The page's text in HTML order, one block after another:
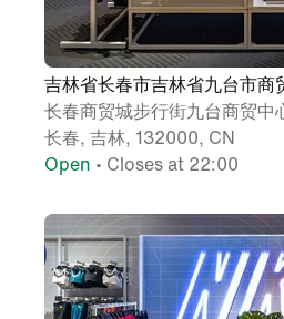
吉林省长春市吉林省九台市商
长春商贸城步行街九台商贸中
长春, 吉林, 132000, CN
Open • Closes at 22:00